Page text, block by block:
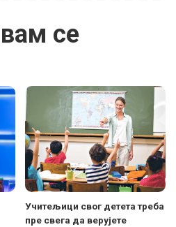
се
Учитељици свог детета треба
пре свега да верујете